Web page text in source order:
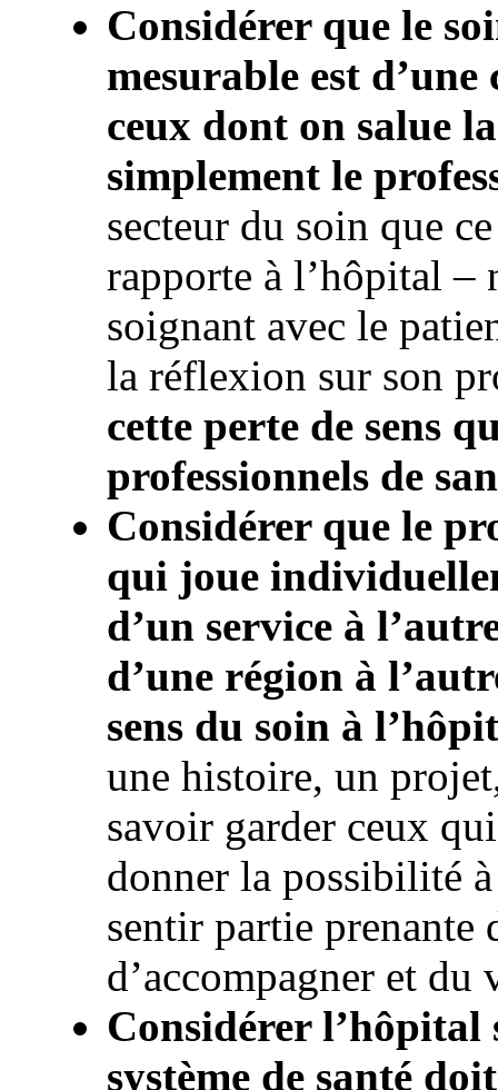
Considérer que le
mesurable est
ceux dont on salue
simplement le
secteur du soin que
rapporte à l’hôpital –
soignant avec le
la réflexion sur son
cette perte de sens
professionnels de
Considérer que le
qui joue
d’un service à
d’une région à
sens du soin à
une histoire, un
savoir garder ceux
donner la possibilité
sentir partie prenante
d’accompagner et du
Considérer l’hôpital
système de santé